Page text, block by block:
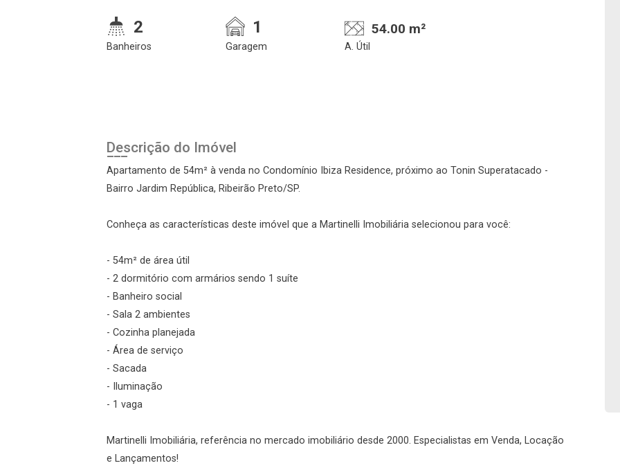
2
Banheiros
1
Garagem
54.00 m²
A. Útil
Descrição do Imóvel
Apartamento de 54m² à venda no Condomínio Ibiza Residence, próximo ao Tonin Superatacado -
Bairro Jardim República, Ribeirão Preto/SP.
Conheça as características deste imóvel que a Martinelli Imobiliária selecionou para você:
- 54m² de área útil
- 2 dormitório com armários sendo 1 suíte
- Banheiro social
- Sala 2 ambientes
- Cozinha planejada
- Área de serviço
- Sacada
- Iluminação
- 1 vaga
Martinelli Imobiliária, referência no mercado imobiliário desde 2000. Especialistas em Venda, Locação
e Lançamentos!
Esqueci minha senha
Agendar Visita